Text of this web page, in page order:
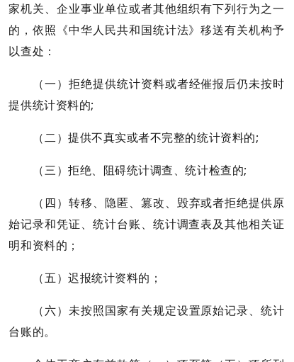
家机关、企业事业单位或者其他组织有下列行为之一
的，依照《中华人民共和国统计法》移送有关机构予
以查处：
（一）拒绝提供统计资料或者经催报后仍未按时
提供统计资料的;
（二）提供不真实或者不完整的统计资料的;
（三）拒绝、阻碍统计调查、统计检查的;
（四）转移、隐匿、篡改、毁弃或者拒绝提供原
始记录和凭证、统计台账、统计调查表及其他相关证
明和资料的；
（五）迟报统计资料的；
（六）未按照国家有关规定设置原始记录、统计
台账的。